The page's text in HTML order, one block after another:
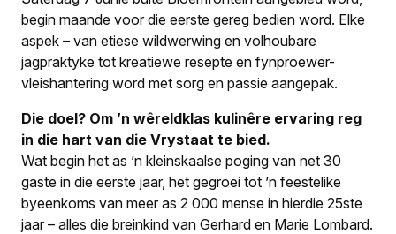
begin maande voor die eerste gereg bedien word. Elke
aspek – van etiese wildwerwing en volhoubare
jagpraktyke tot kreatiewe resepte en fynproewer-
vleishantering word met sorg en passie aangepak.
Die doel? Om ’n wêreldklas kulinêre ervaring reg
in die hart van die Vrystaat te bied.
Wat begin het as ’n kleinskaalse poging van net 30
gaste in die eerste jaar, het gegroei tot ’n feestelike
byeenkoms van meer as 2 000 mense in hierdie 25ste
jaar – alles die breinkind van Gerhard en Marie Lombard.